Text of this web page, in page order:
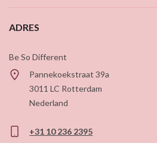
ADRES
Be So Different
Pannekoekstraat 39a
3011 LC Rotterdam
Nederland
+31 10 236 2395